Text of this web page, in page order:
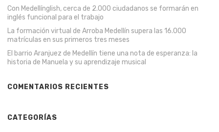
Con Medellínglish, cerca de 2.000 ciudadanos se formarán en
inglés funcional para el trabajo
La formación virtual de Arroba Medellín supera las 16.000
matrículas en sus primeros tres meses
El barrio Aranjuez de Medellín tiene una nota de esperanza: la
historia de Manuela y su aprendizaje musical
COMENTARIOS RECIENTES
CATEGORÍAS